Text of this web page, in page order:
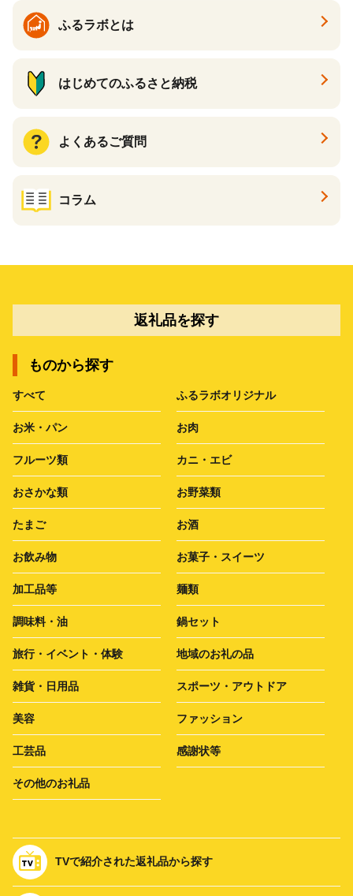
ふるラボとは
はじめてのふるさと納税
よくあるご質問
コラム
返礼品を探す
ものから探す
すべて ふるラボオリジナル
お米・パン お肉
フルーツ類 カニ・エビ
おさかな類 お野菜類
たまご お酒
お飲み物 お菓子・スイーツ
加工品等 麺類
調味料・油 鍋セット
旅行・イベント・体験 地域のお礼の品
雑貨・日用品 スポーツ・アウトドア
美容 ファッション
工芸品 感謝状等
その他のお礼品
TVで紹介された返礼品から探す